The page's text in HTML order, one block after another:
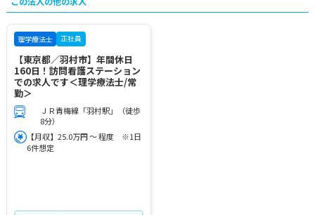
理学療法士 正社員
【東京都／羽村市】年間休日
160日！訪問看護ステーション
での求人です＜理学療法士/常
勤＞
ＪＲ青梅線「羽村駅」（徒歩
8分）
【月収】25.0万円 ～ 程度 ※1日
6件想定